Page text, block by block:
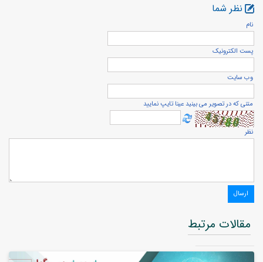
نظر شما
نام
پست الكترونيک
وب سایت
متنی که در تصویر می بینید عینا تایپ نمایید
نظر
مقالات مرتبط